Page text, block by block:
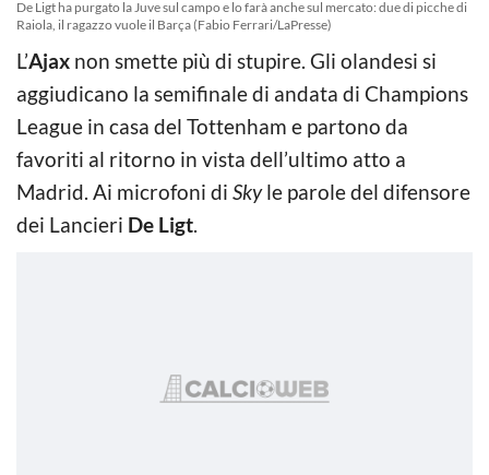
De Ligt ha purgato la Juve sul campo e lo farà anche sul mercato: due di picche di
Raiola, il ragazzo vuole il Barça (Fabio Ferrari/LaPresse)
L’Ajax non smette più di stupire. Gli olandesi si
aggiudicano la semifinale di andata di Champions
League in casa del Tottenham e partono da
favoriti al ritorno in vista dell’ultimo atto a
Madrid. Ai microfoni di Skyle parole del difensore
dei Lancieri De Ligt.